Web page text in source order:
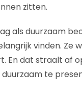
zitten.
als duurzaam
vinden. Ze
En dat straalt af
duurzaam te